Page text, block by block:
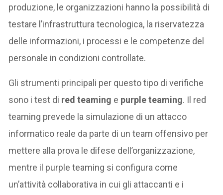
produzione, le organizzazioni hanno la possibilità di
testare l’infrastruttura tecnologica, la riservatezza
delle informazioni, i processi e le competenze del
personale in condizioni controllate.
Gli strumenti principali per questo tipo di verifiche
sono i test di red teaming e purple teaming. Il red
teaming prevede la simulazione di un attacco
informatico reale da parte di un team offensivo per
mettere alla prova le difese dell’organizzazione,
mentre il purple teaming si configura come
un’attività collaborativa in cui gli attaccanti e i